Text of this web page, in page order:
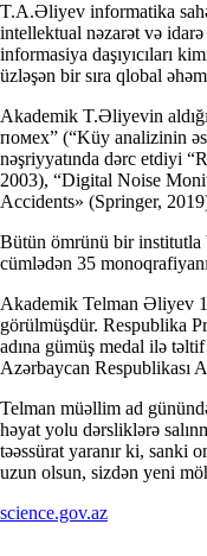
T.A.Əliyev informatika
intellektual nəzarət və
informasiya daşıyıcıları
üzləşən bir sıra qlobal
Akademik T.Əliyevin
помех” (“Küy analizinin
nəşriyyatında dərc etdiyi
2003), “Digital Noise
Accidents» (Springer,
Bütün ömrünü bir institutla
cümlədən 35
Akademik Telman Əliyev
görülmüşdür. Respublika
adına gümüş medal ilə
Azərbaycan Respublikası
Telman müəllim ad
həyat yolu dərsliklərə
təəssürat yaranır ki, sanki
uzun olsun, sizdən yeni
science.gov.az